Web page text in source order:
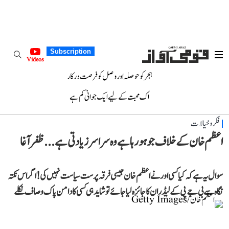
Subscription
Videos
ہجر کو حوصلہ اور وصل کو فرصت درکار
اک محبت کے لیے ایک جوانی کم ہے
فکر و خیالات
اعظم خان کے خلاف جو ہو رہا ہے وہ سراسر زیادتی ہے... ظفر آغا
سوال یہ ہے کہ کیا کسی اور نے اعظم خان جیسی فرقہ پرست سیاست نہیں کی! اگر اس نکتہ
نگاہ سے بی جے پی کے لیڈران کا جائزہ لیا جائے تو شاید ہی کسی کا دامن پاک و صاف نکلے